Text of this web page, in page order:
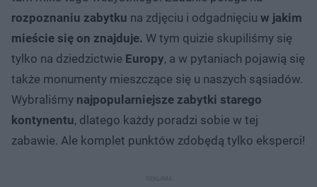
rozpoznaniu zabytku na zdjęciu i odgadnięciu w jakim
mieście się on znajduje. W tym quizie skupiliśmy się
tylko na dziedzictwie Europy, a w pytaniach pojawią się
także monumenty mieszczące się u naszych sąsiadów.
Wybraliśmy najpopularniejsze zabytki starego
kontynentu, dlatego każdy poradzi sobie w tej
zabawie. Ale komplet punktów zdobędą tylko eksperci!